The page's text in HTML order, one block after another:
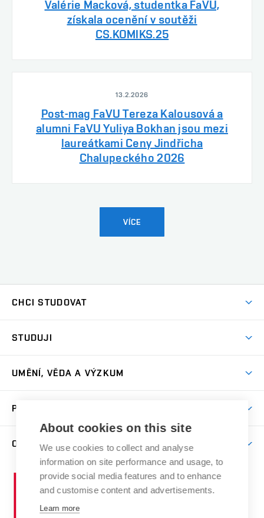
Valérie Macková, studentka FaVU,
získala ocenění v soutěži
CS.KOMIKS.25
13.2.2026
Post-mag FaVU Tereza Kalousová a
alumni FaVU Yuliya Bokhan jsou mezi
laureátkami Ceny Jindřicha
Chalupeckého 2026
VÍCE
CHCI STUDOVAT
Přijímačky
Dny otevřených dveří
Přípravné kurzy
Studium bez bariér
Katedra teorií a dějin umění
Kabinety a dílny
Kontakt
E-přihláška
STUDUJI
Časový plán studia
Studijní předpisy a formuláře
Studium a stáže v zahraničí
Rezidenční pobyty
Odborná praxe
Stipendia
UMĚNÍ, VĚDA A VÝZKUM
Publikační činnost
Projekty
Výstavy
PRO VEŘEJNOST
Letní školy a semestrální kurzy
Nakladatelská a vydavatelská činnost
Research Catalogue
O FAKULTĚ
Aktuality
Informační tabule
Organizační struktura
Vysoké
učení
About cookies on this site
We use cookies to collect and analyse
information on site performance and usage, to
provide social media features and to enhance
and customise content and advertisements.
Learn more